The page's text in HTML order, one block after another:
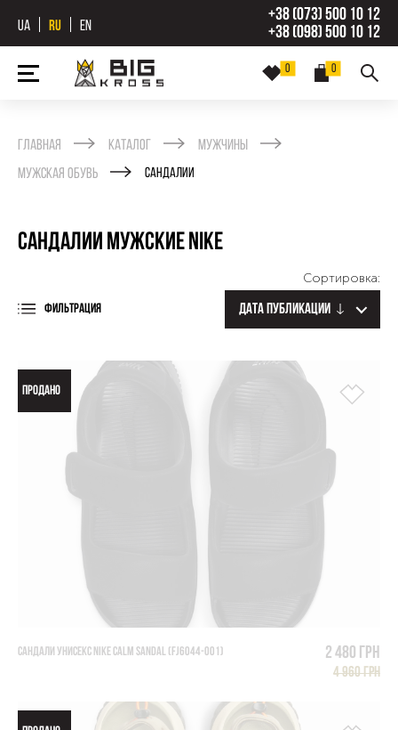
UA RU EN
+38 (073) 500 10 12
+38 (098) 500 10 12
0
0
Главная Каталог
Мужчины
Мужская обувь
Сандалии
Сандалии мужские Nike
ФИЛЬТРАЦИЯ
Сортировка:
Дата публикации
ПРОДАНО
САНДАЛИ УНИСЕКС NIKE CALM SANDAL (FJ6044-001) 2 480 грн
4 960 грн